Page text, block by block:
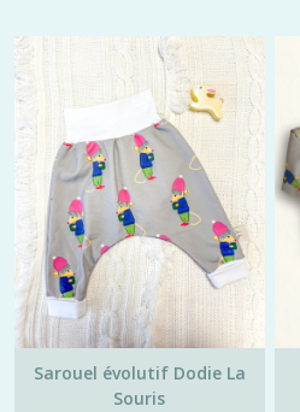
Sarouel évolutif Dodie La
Souris